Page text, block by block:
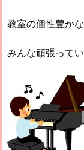
教室の個性豊か
みんな頑張って